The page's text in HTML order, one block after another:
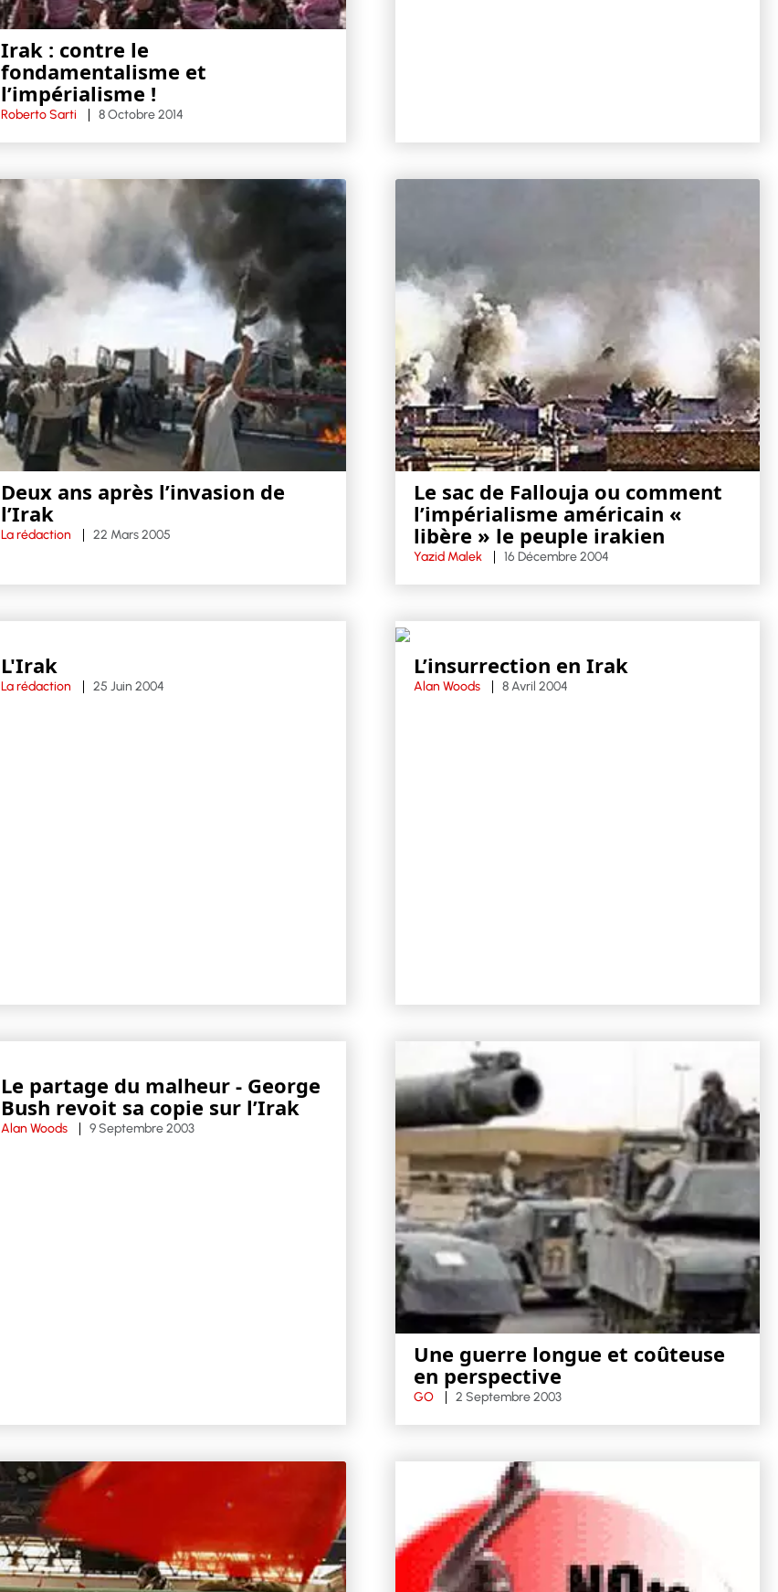
Irak : contre le
fondamentalisme et
l’impérialisme !
Roberto Sarti 8 Octobre 2014
Deux ans après l’invasion de
l’Irak
La rédaction 22 Mars 2005
Le sac de Fallouja ou comment
l’impérialisme américain «
libère » le peuple irakien
Yazid Malek 16 Décembre 2004
L'Irak
La rédaction 25 Juin 2004
L’insurrection en Irak
Alan Woods 8 Avril 2004
Le partage du malheur - George
Bush revoit sa copie sur l’Irak
Alan Woods 9 Septembre 2003
Une guerre longue et coûteuse
en perspective
GO 2 Septembre 2003